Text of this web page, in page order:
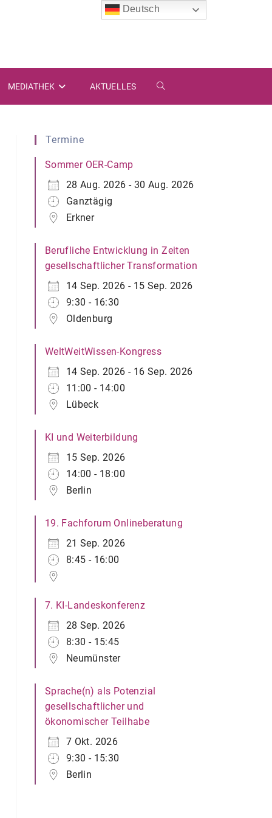
MEDIATHEK AKTUELLES WEBSITE-
Termine
Sommer OER-Camp
28 Aug. 2026 - 30 Aug. 2026
Ganztägig
Erkner
Berufliche Entwicklung in Zeiten
gesellschaftlicher Transformation
14 Sep. 2026 - 15 Sep. 2026
9:30 - 16:30
Oldenburg
WeltWeitWissen-Kongress
14 Sep. 2026 - 16 Sep. 2026
11:00 - 14:00
Lübeck
KI und Weiterbildung
15 Sep. 2026
14:00 - 18:00
Berlin
19. Fachforum Onlineberatung
21 Sep. 2026
8:45 - 16:00
7. KI-Landeskonferenz
28 Sep. 2026
8:30 - 15:45
Neumünster
Sprache(n) als Potenzial
gesellschaftlicher und
ökonomischer Teilhabe
7 Okt. 2026
9:30 - 15:30
Berlin
Deutsch